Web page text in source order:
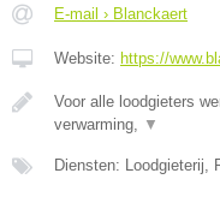
E-mail › Blanckaert
Website: https://
Voor alle loodgieters
verwarming,
▼
Diensten: Loodgieterij,